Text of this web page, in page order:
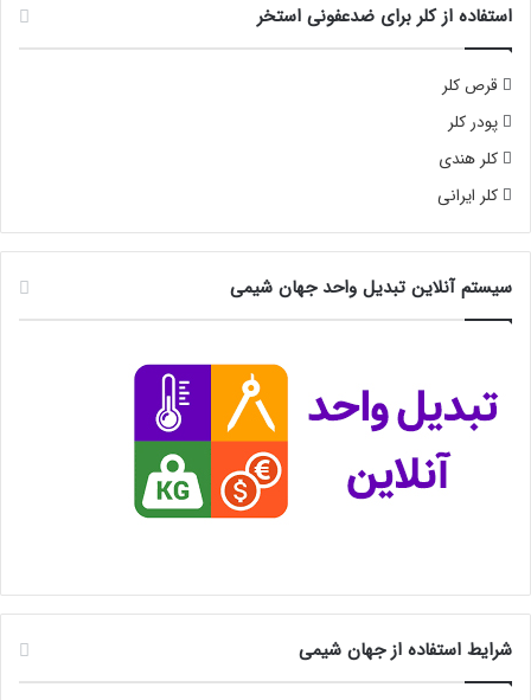
استفاده از کلر برای ضدعفونی استخر
قرص کلر
پودر کلر
کلر هندی
کلر ایرانی
سیستم آنلاین تبدیل واحد جهان شیمی
شرایط استفاده از جهان شیمی